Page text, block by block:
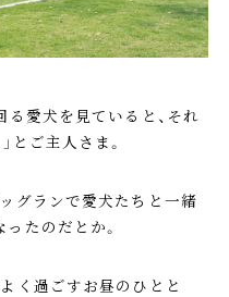
る愛犬を見ていると、それ
とご主人さま。
グランで愛犬たちと一緒
たのだとか。
く過ごすお昼のひとと